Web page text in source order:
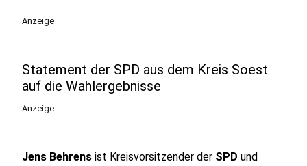
Anzeige
Statement der SPD aus dem Kreis Soest
auf die Wahlergebnisse
Anzeige
Jens Behrens ist Kreisvorsitzender der SPD und